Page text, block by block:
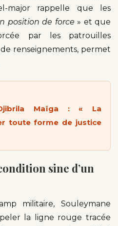
major rappelle que les
position de force » et que
par les patrouilles
renseignements, permet
Maïga : « La
toute forme de justice
sine d’un
militaire, Souleymane
la ligne rouge tracée